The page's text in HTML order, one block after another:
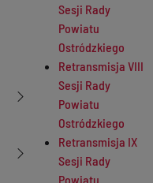
Sesji Rady
Powiatu
Ostródzkiego
Retransmisja VIII
Sesji Rady
Powiatu
Ostródzkiego
Retransmisja IX
Sesji Rady
Powiatu